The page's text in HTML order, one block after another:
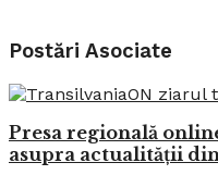
Postări Asociate
Presa regională
asupra actualității